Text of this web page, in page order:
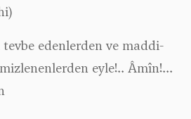
tevbe edenlerden ve maddi-
eyle!.. Âmîn!...